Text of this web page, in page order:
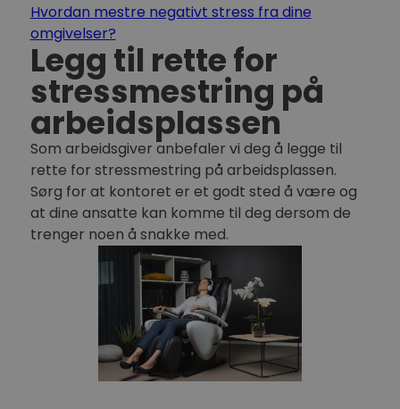
Hvordan mestre negativt stress fra dine
omgivelser?
Legg til rette for
stressmestring på
arbeidsplassen
Som arbeidsgiver anbefaler vi deg å legge til
rette for stressmestring på arbeidsplassen.
Sørg for at kontoret er et godt sted å være og
at dine ansatte kan komme til deg dersom de
trenger noen å snakke med.